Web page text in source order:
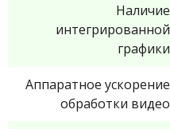
Наличие
интегрированной
графики
Аппаратное ускорение
обработки видео